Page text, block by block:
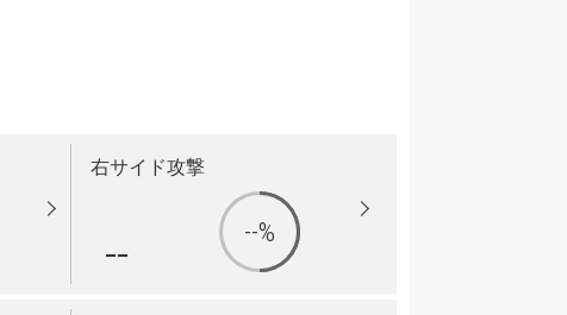
右サイド攻撃
-- --%